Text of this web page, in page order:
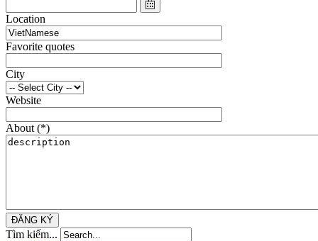
Location
Favorite quotes
City
Website
About (*)
ĐĂNG KÝ
Tìm kiếm...